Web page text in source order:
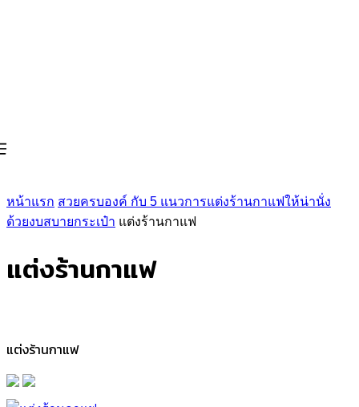
หน้าแรก สวยครบองค์ กับ 5 แนวการแต่งร้านกาแฟให้น่านั่ง
ด้วยงบสบายกระเป๋า แต่งร้านกาแฟ
แต่งร้านกาแฟ
แต่งร้านกาแฟ